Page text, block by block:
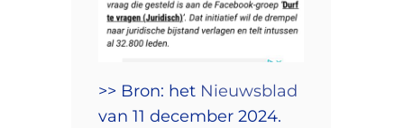
>> Bron: het Nieuwsblad
van 11 december 2024.